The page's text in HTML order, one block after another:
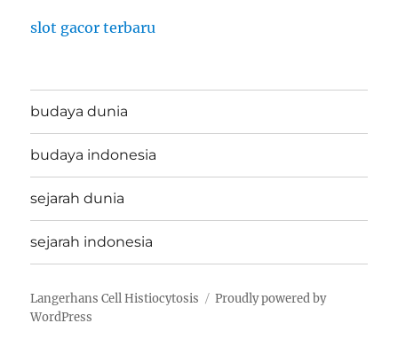
slot gacor terbaru
budaya dunia
budaya indonesia
sejarah dunia
sejarah indonesia
Langerhans Cell Histiocytosis
Proudly powered by
WordPress